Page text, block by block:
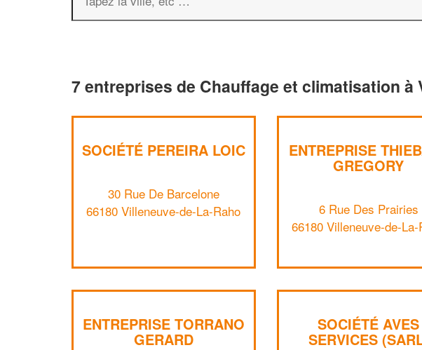
7 entreprises de Chauffage et climatisation à
SOCIÉTÉ PEREIRA LOIC
30 Rue De Barcelone
66180 Villeneuve-de-La-Raho
ENTREPRISE
GREGORY
6 Rue Des Prairies
66180 Villeneuve-de-La-
ENTREPRISE TORRANO
GERARD
SOCIÉTÉ AVES
SERVICES